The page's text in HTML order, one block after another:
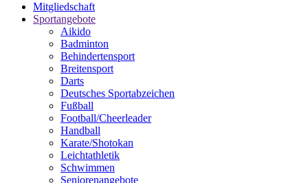
Mitgliedschaft
Sportangebote
Aikido
Badminton
Behindertensport
Breitensport
Darts
Deutsches Sportabzeichen
Fußball
Football/Cheerleader
Handball
Karate/Shotokan
Leichtathletik
Schwimmen
Seniorenangebote